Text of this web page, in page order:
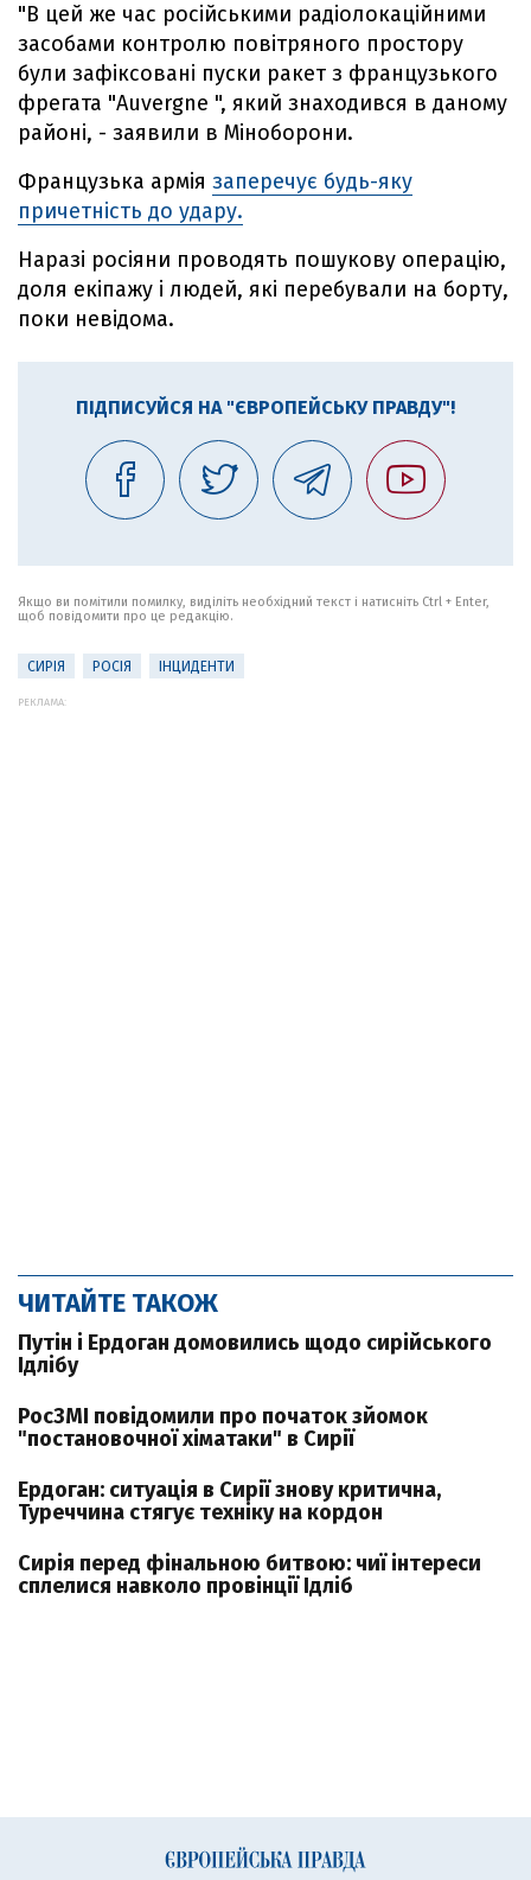
"В цей же час російськими радіолокаційними
засобами контролю повітряного простору
були зафіксовані пуски ракет з французького
фрегата "Auvergne ", який знаходився в даному
районі, - заявили в Міноборони.
Французька армія заперечує будь-яку
причетність до удару.
Наразі росіяни проводять пошукову операцію,
доля екіпажу і людей, які перебували на борту,
поки невідома.
ПІДПИСУЙСЯ НА "ЄВРОПЕЙСЬКУ ПРАВДУ"!
Якщо ви помітили помилку, виділіть необхідний текст і натисніть Ctrl + Enter,
щоб повідомити про це редакцію.
СИРІЯ РОСІЯ ІНЦИДЕНТИ
РЕКЛАМА:
ЧИТАЙТЕ ТАКОЖ
Путін і Ердоган домовились щодо сирійського
Ідлібу
РосЗМІ повідомили про початок зйомок
"постановочної хіматаки" в Сирії
Ердоган: ситуація в Сирії знову критична,
Туреччина стягує техніку на кордон
Сирія перед фінальною битвою: чиї інтереси
сплелися навколо провінції Ідліб